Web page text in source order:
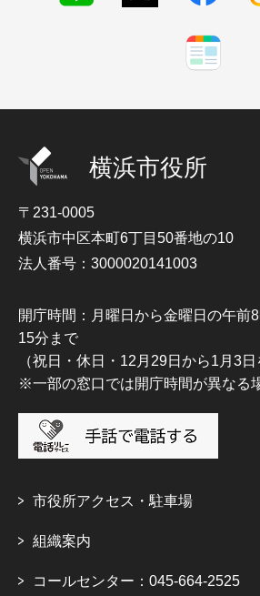
横浜市役所
〒231-0005
横浜市中区本町6丁目50番地の10
法人番号：3000020141003
開庁時間：月曜日から金曜日の午前
15分まで
（祝日・休日・12月29日から1月3日
※一部の窓口では開庁時間が異なる
市役所アクセス・駐車場
組織案内
コールセンター：045-664-2525